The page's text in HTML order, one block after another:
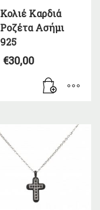
Κολιέ Καρδιά
Ροζέτα Ασήμι
925
€30,00